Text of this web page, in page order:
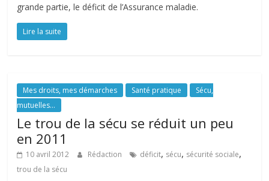
grande partie, le déficit de l’Assurance maladie.
Lire la suite
Mes droits, mes démarches Santé pratique
Sécu,
mutuelles...
Le trou de la sécu se réduit un peu
en 2011
10 avril 2012 Rédaction déficit, sécu, sécurité sociale,
trou de la sécu